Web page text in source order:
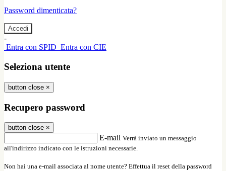
Password dimenticata?
-
Entra con SPID Entra con CIE
Seleziona utente
button close ×
Recupero password
button close ×
E-mail Verrà inviato un messaggio
all'indirizzo indicato con le istruzioni necessarie.
Non hai una e-mail associata al nome utente? Effettua il reset della password